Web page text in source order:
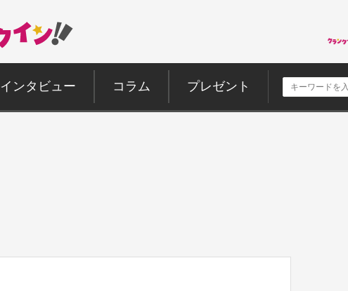
インタビュー コラム プレゼント